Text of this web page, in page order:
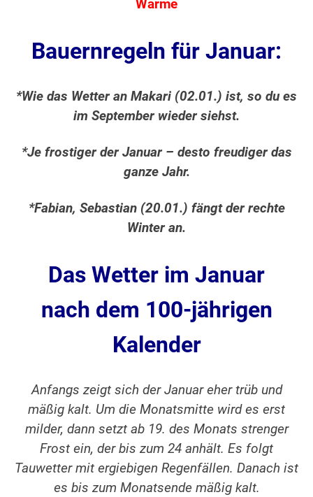
Wärme
Bauernregeln für Januar:
*Wie das Wetter an Makari (02.01.) ist, so du es
im September wieder siehst.
*Je frostiger der Januar – desto freudiger das
ganze Jahr.
*Fabian, Sebastian (20.01.) fängt der rechte
Winter an.
Das Wetter im Januar
nach dem 100-jährigen
Kalender
Anfangs zeigt sich der Januar eher trüb und
mäßig kalt. Um die Monatsmitte wird es erst
milder, dann setzt ab 19. des Monats strenger
Frost ein, der bis zum 24 anhält. Es folgt
Tauwetter mit ergiebigen Regenfällen. Danach ist
es bis zum Monatsende mäßig kalt.